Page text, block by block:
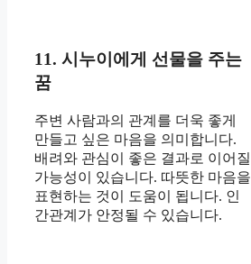
11. 시누이에게 선물을 주는
꿈
주변 사람과의 관계를 더욱 좋게
만들고 싶은 마음을 의미합니다.
배려와 관심이 좋은 결과로 이어질
가능성이 있습니다. 따뜻한 마음을
표현하는 것이 도움이 됩니다. 인
간관계가 안정될 수 있습니다.